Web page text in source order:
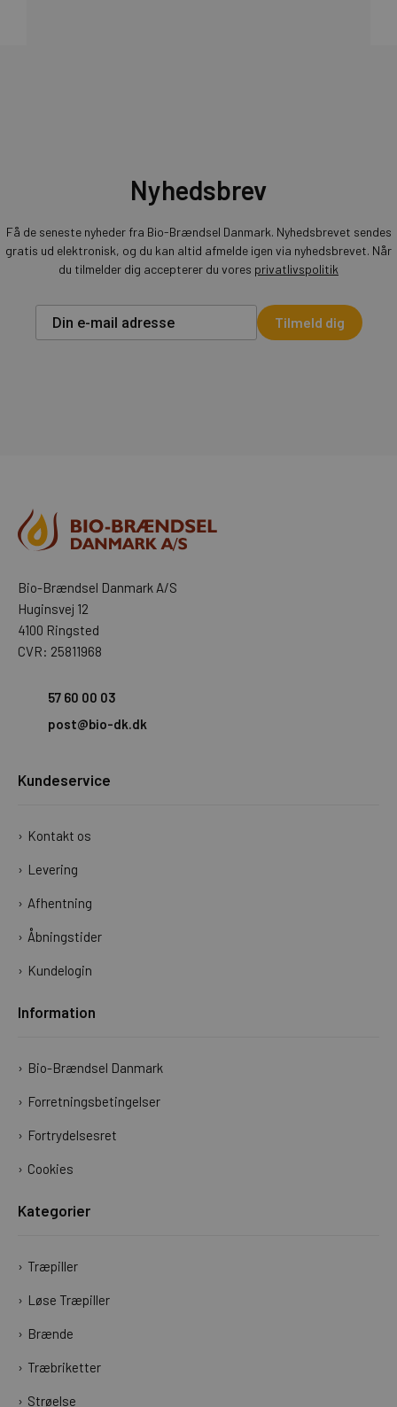
Nyhedsbrev
Få de seneste nyheder fra Bio-Brændsel Danmark. Nyhedsbrevet sendes
gratis ud elektronisk, og du kan altid afmelde igen via nyhedsbrevet. Når
du tilmelder dig accepterer du vores privatlivspolitik
Tilmeld dig
Bio-Brændsel Danmark A/S
Huginsvej 12
4100 Ringsted
CVR: 25811968
57 60 00 03
post@bio-dk.dk
Kundeservice
Kontakt os
Levering
Afhentning
Åbningstider
Kundelogin
Information
Bio-Brændsel Danmark
Forretningsbetingelser
Fortrydelsesret
Cookies
Kategorier
Træpiller
Løse Træpiller
Brænde
Træbriketter
Strøelse